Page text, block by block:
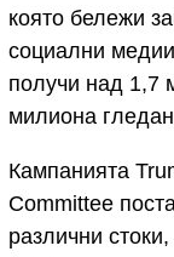
която бележи
социални
получи над 1,7
милиона
Кампанията
Committee
различни